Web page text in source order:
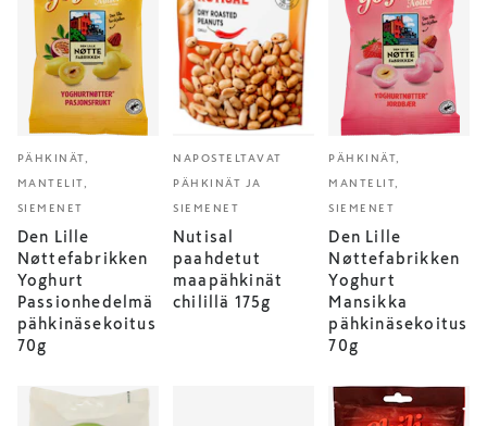
PÄHKINÄT,
MANTELIT,
SIEMENET
Den Lille
Nøttefabrikken
Yoghurt
Passionhedelmä
pähkinäsekoitus
70g
NAPOSTELTAVAT
PÄHKINÄT JA
SIEMENET
Nutisal
paahdetut
maapähkinät
chilillä 175g
PÄHKINÄT,
MANTELIT,
SIEMENET
Den Lille
Nøttefabrikken
Yoghurt
Mansikka
pähkinäsekoitus
70g